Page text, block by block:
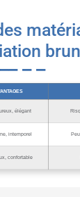
élégant
intemporel
confortable